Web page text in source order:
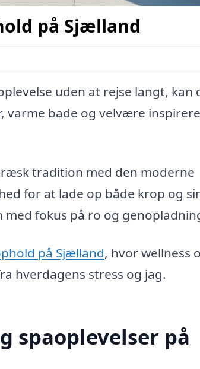
på Sjælland
uden at rejse langt, kan
varme bade og velvære
tradition med den moderne
for at lade op både krop og
fokus på ro og
på Sjælland, hvor wellness
hverdagens stress og jag.
spaoplevelser på